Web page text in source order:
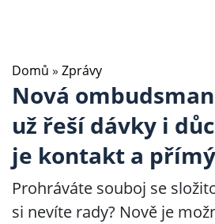
Domů » Zprávy
Nová
už řeší dávky i
je kontakt a
Prohráváte souboj se
si nevíte rady? Nově je